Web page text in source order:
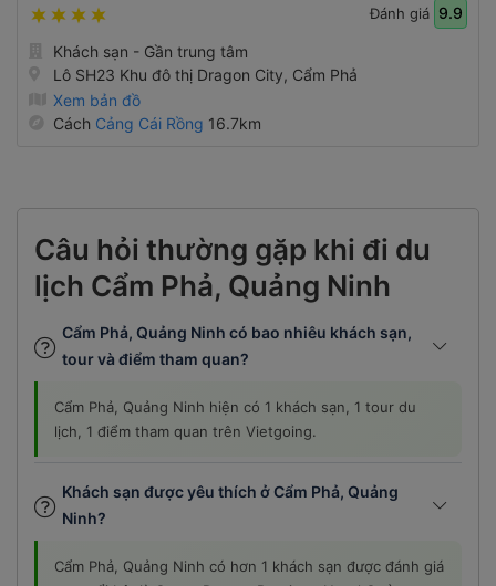
Đánh giá 9.9
Khách sạn - Gần trung tâm
Lô SH23 Khu đô thị Dragon City, Cẩm Phả
Xem bản đồ
Cách Cảng Cái Rồng 16.7km
Câu hỏi thường gặp khi đi du
lịch Cẩm Phả, Quảng Ninh
Cẩm Phả, Quảng Ninh có bao nhiêu khách sạn,
tour và điểm tham quan?
Cẩm Phả, Quảng Ninh hiện có 1 khách sạn, 1 tour du
lịch, 1 điểm tham quan trên Vietgoing.
Khách sạn được yêu thích ở Cẩm Phả, Quảng
Ninh?
Cẩm Phả, Quảng Ninh có hơn 1 khách sạn được đánh giá